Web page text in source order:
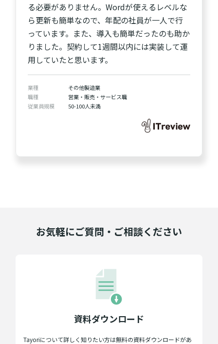
る必要がありません。Wordが使えるレベルな
ら更新も簡単なので、年配の社員が一人で行
っています。また、導入も簡単だったのも助か
りました。契約して1週間以内には実装して運
用していたと思います。
業種
その他製造業
職種
営業・販売・サービス職
従業員規模
50-100人未満
お気軽にご質問・ご相談ください
資料ダウンロード
Tayoriについて詳しく知りたい方は無料の資料ダウンロードがあ